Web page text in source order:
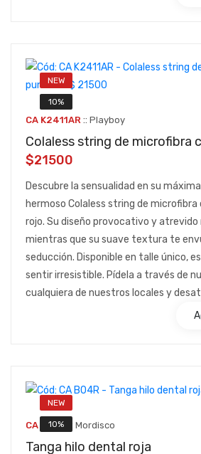
NEW
10%
CA K2411AR :: Playboy
Colaless string de microfibra
$21500
Descubre la sensualidad en su
hermoso Colaless string de
rojo. Su diseño provocativo y
mientras que su suave textura te
seducción. Disponible en talle único,
sentir irresistible. Pídela a través de
cualquiera de nuestros locales y
NEW
10%
CA B04R Mordisco
Tanga hilo dental roja